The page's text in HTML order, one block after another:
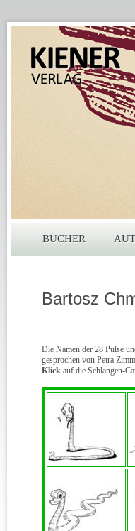
BÜCHER
Bartosz
Die Namen der 28 Pulse
gesprochen von Petra
Klickauf die Schlangen-